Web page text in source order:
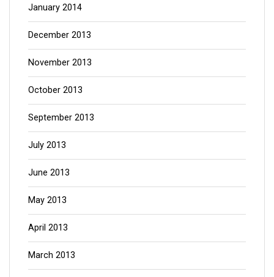
January 2014
December 2013
November 2013
October 2013
September 2013
July 2013
June 2013
May 2013
April 2013
March 2013